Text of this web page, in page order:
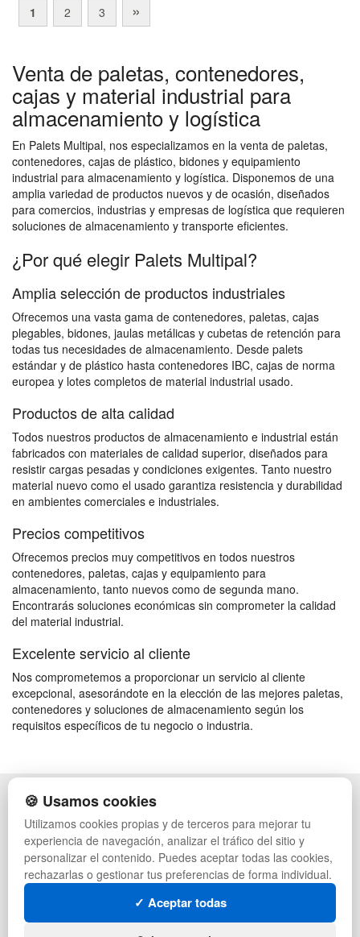
1 2 3 »
Venta de paletas, contenedores,
cajas y material industrial para
almacenamiento y logística
En Palets Multipal, nos especializamos en la venta de paletas,
contenedores, cajas de plástico, bidones y equipamiento
industrial para almacenamiento y logística. Disponemos de una
amplia variedad de productos nuevos y de ocasión, diseñados
para comercios, industrias y empresas de logística que requieren
soluciones de almacenamiento y transporte eficientes.
¿Por qué elegir Palets Multipal?
Amplia selección de productos industriales
Ofrecemos una vasta gama de contenedores, paletas, cajas
plegables, bidones, jaulas metálicas y cubetas de retención para
todas tus necesidades de almacenamiento. Desde palets
estándar y de plástico hasta contenedores IBC, cajas de norma
europea y lotes completos de material industrial usado.
Productos de alta calidad
Todos nuestros productos de almacenamiento e industrial están
fabricados con materiales de calidad superior, diseñados para
resistir cargas pesadas y condiciones exigentes. Tanto nuestro
material nuevo como el usado garantiza resistencia y durabilidad
en ambientes comerciales e industriales.
Precios competitivos
Ofrecemos precios muy competitivos en todos nuestros
contenedores, paletas, cajas y equipamiento para
almacenamiento, tanto nuevos como de segunda mano.
Encontrarás soluciones económicas sin comprometer la calidad
del material industrial.
Excelente servicio al cliente
Nos comprometemos a proporcionar un servicio al cliente
excepcional, asesorándote en la elección de las mejores paletas,
contenedores y soluciones de almacenamiento según los
requisitos específicos de tu negocio o industria.
POLÍTICA DE PRIVACIDAD
CONDICIONES DE USO
CAMBIOS Y DEVOLUCIONES
CONTACTO
MAPA WEB
PREGUNTAS FRECUENTES
SÍGUENOS:
MANUTENCIÓN
GESTIÓN DE RESIDUOS
PALETS
CONTENEDORES DE PLÁSTICO
LIQUIDACIÓN Y SOBRANTES
🍪 Usamos cookies
Utilizamos cookies propias y de terceros para mejorar tu
experiencia de navegación, analizar el tráfico del sitio y
personalizar el contenido. Puedes aceptar todas las cookies,
rechazarlas o gestionar tus preferencias de forma individual.
✓ Aceptar todas